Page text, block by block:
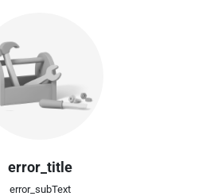
error_title
error_subText